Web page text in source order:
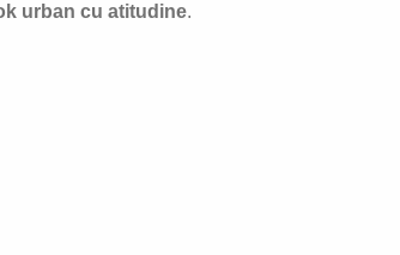
urban cu atitudine.